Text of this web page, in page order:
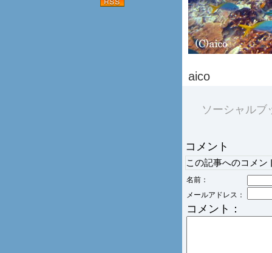
aico
ソーシャルブ
コメント
この記事へのコメン
名前：
メールアドレス：
コメント：